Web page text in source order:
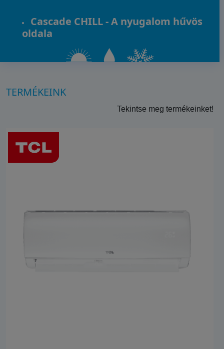
Cascade CHILL - A nyugalom hűvös
oldala
TERMÉKEINK
Tekintse meg termékeinket!